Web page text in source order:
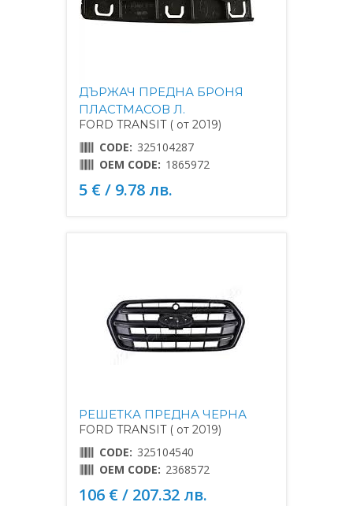
ДЪРЖАЧ ПРЕДНА БРОНЯ
ПЛАСТМАСОВ Л.
FORD TRANSIT ( от 2019)
CODE: 325104287
OEM CODE: 1865972
5 € / 9.78 лв.
РЕШЕТКА ПРЕДНА ЧЕРНА
FORD TRANSIT ( от 2019)
CODE: 325104540
OEM CODE: 2368572
106 € / 207.32 лв.